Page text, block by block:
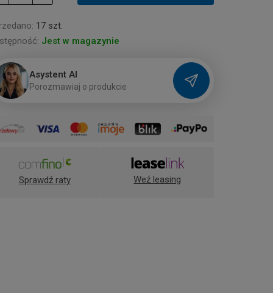
17 szt.
Jest w magazynie
Asystent AI
Porozmawiaj o produkcie
Sprawdź raty Weź leasing